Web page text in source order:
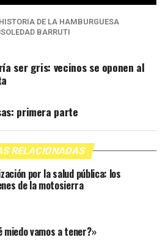
DE LA HAMBURGUESA
SOLEDAD BARRUTI
ser gris: vecinos se oponen al
primera parte
RELACIONADAS
por la salud pública: los
de la motosierra
miedo vamos a tener?»